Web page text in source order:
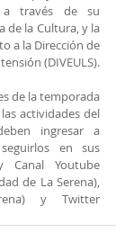
a través de su
de la Cultura, y la
a la Dirección de
(DIVEULS).
de la temporada
actividades del
en sus
Canal Youtube
de La Serena),
y Twitter